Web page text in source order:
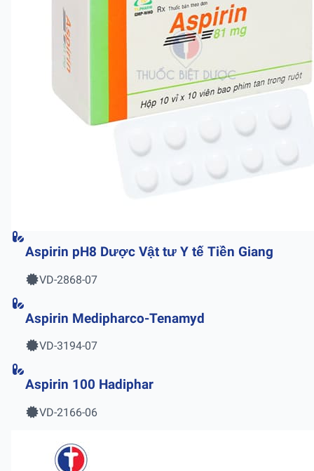
Aspirin pH8 Dược Vật tư Y tế Tiền Giang
VD-2868-07
Aspirin Medipharco-Tenamyd
VD-3194-07
Aspirin 100 Hadiphar
VD-2166-06